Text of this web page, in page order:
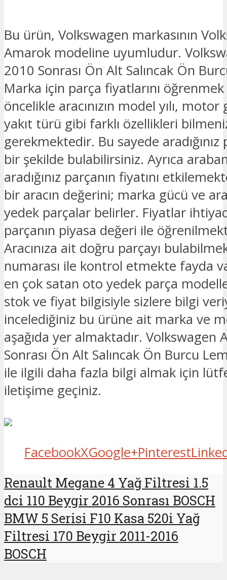
Bu ürün, Volkswagen markasının
Amarok modeline uyumludur.
2010 Sonrası Ön Alt Salıncak Ön
Marka için parça fiyatlarını
öncelikle aracınızın model yılı,
yakıt türü gibi farklı özellikleri
gerekmektedir. Bu sayede aradığınız
bir şekilde bulabilirsiniz. Ayrıca
aradığınız parçanın fiyatını
bir aracın değerini; marka gücü ve
yedek parçalar belirler. Fiyatlar
parçanın piyasa değeri ile
Aracınıza ait doğru parçayı
numarası ile kontrol etmekte fayda
en çok satan oto yedek parça
stok ve fiyat bilgisiyle sizlere bilgi
incelediğiniz bu ürüne ait marka ve
aşağıda yer almaktadır. Volkswagen
Sonrası Ön Alt Salıncak Ön Burcu
ile ilgili daha fazla bilgi almak için
iletişime geçiniz.
FacebookXGoogle+Pinterest
Renault Megane 4 Yağ Filtresi 1.5
dci 110 Beygir 2016 Sonrası BOSCH
BMW 5 Serisi F10 Kasa 520i Yağ
Filtresi 170 Beygir 2011-2016
BOSCH